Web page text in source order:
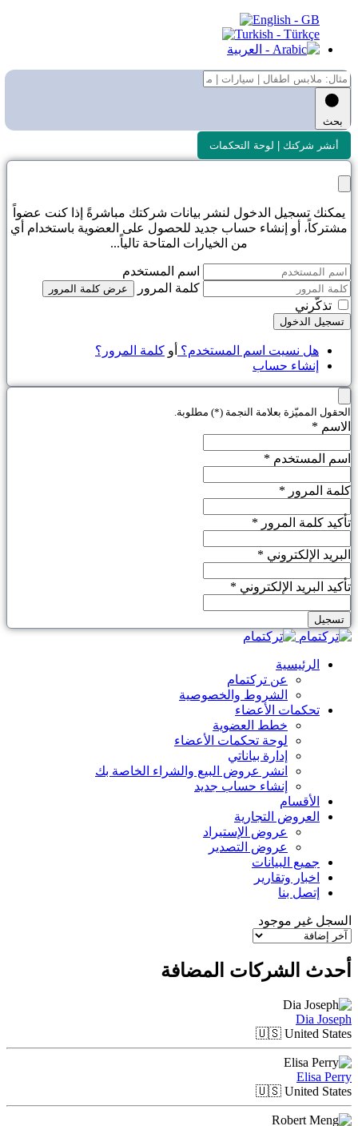
بحث
أنشر شركتك | لوحة التحكمات
يمكنك تسجيل الدخول لنشر بيانات شركتك مباشرةً إذا كنت عضواً
مشتركاً، أو إنشاء حساب جديد للحصول على العضوية باستخدام أي
من الخيارات المتاحة تالياً...
اسم المستخدم
كلمة المرور
عرض كلمة المرور
تذكّرني
تسجيل الدخول
هل نسيت اسم المستخدم؟ أو كلمة المرور؟
إنشاء حساب
الحقول المميّزة بعلامة النجمة (*) مطلوبة.
الاسم *
اسم المستخدم *
كلمة المرور *
تأكيد كلمة المرور *
البريد الإلكتروني *
تأكيد البريد الإلكتروني *
تسجيل
الرئيسية
عن تركتمام
الشروط والخصوصية
تحكمات الأعضاء
خطط العضوية
لوحة تحكمات الأعضاء
إدارة بياناتي
انشر عروض البيع والشراء الخاصة بك
إنشاء حساب جديد
الأقسام
العروض التجارية
عروض الإستيراد
عروض التصدير
جميع البيانات
اخبار وتقارير
إتصل بنا
السجل غير موجود
أحدث الشركات المضافة
Dia Joseph
🇺🇸 United States
Elisa Perry
🇺🇸 United States